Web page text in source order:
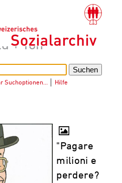
+ Ton
Suchoptionen… Hilfe
"Pagare
milioni e
perdere?